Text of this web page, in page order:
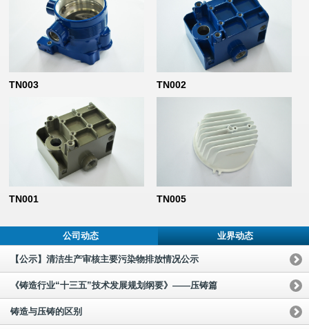
TN003 TN002
TN001 TN005
公司动态 业界动态
【公示】清洁生产审核主要污染物排放情况公示
《铸造行业“十三五”技术发展规划纲要》——压铸篇
铸造与压铸的区别